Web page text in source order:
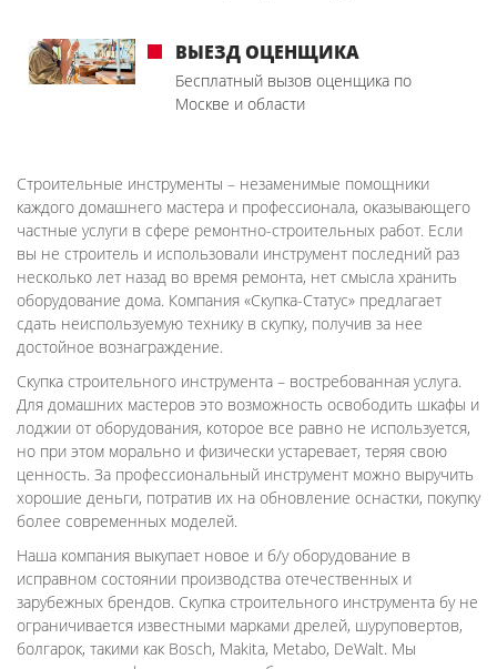
ВЫЕЗД ОЦЕНЩИКА
Бесплатный вызов оценщика по
Москве и области
Строительные инструменты – незаменимые помощники
каждого домашнего мастера и профессионала, оказывающего
частные услуги в сфере ремонтно-строительных работ. Если
вы не строитель и использовали инструмент последний раз
несколько лет назад во время ремонта, нет смысла хранить
оборудование дома. Компания «Скупка-Статус» предлагает
сдать неиспользуемую технику в скупку, получив за нее
достойное вознаграждение.
Скупка строительного инструмента – востребованная услуга.
Для домашних мастеров это возможность освободить шкафы и
лоджии от оборудования, которое все равно не используется,
но при этом морально и физически устаревает, теряя свою
ценность. За профессиональный инструмент можно выручить
хорошие деньги, потратив их на обновление оснастки, покупку
более современных моделей.
Наша компания выкупает новое и б/у оборудование в
исправном состоянии производства отечественных и
зарубежных брендов. Скупка строительного инструмента бу не
ограничивается известными марками дрелей, шуруповертов,
болгарок, такими как Bosch, Makita, Metabo, DeWalt. Мы